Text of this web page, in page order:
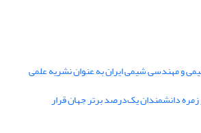
و مهندسی شیمی ایران به عنوان نشریه علمی
زمره دانشمندان یک‌درصد برتر جهان قرار